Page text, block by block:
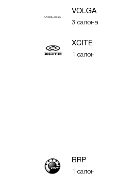
VOLGA
3 салона
XСITE
1 салон
BRP
1 салон